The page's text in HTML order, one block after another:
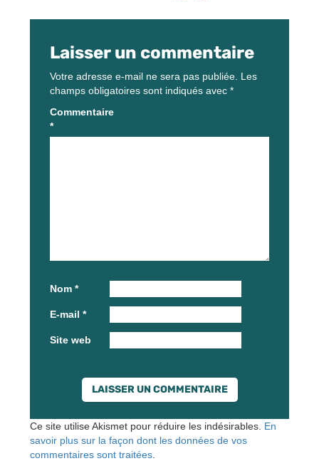
Laisser un commentaire
Votre adresse e-mail ne sera pas publiée. Les
champs obligatoires sont indiqués avec *
Commentaire
*
Nom *
E-mail *
Site web
Ce site utilise Akismet pour réduire les indésirables. En
savoir plus sur la façon dont les données de vos
commentaires sont traitées